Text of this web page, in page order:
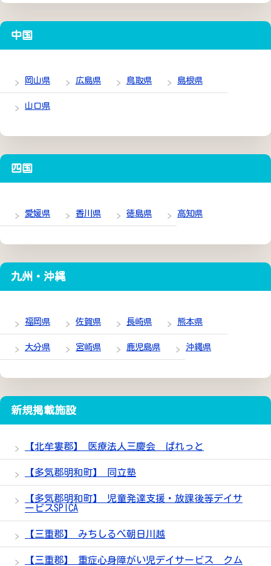
中国
岡山県 広島県 鳥取県 島根県
山口県
四国
愛媛県 香川県 徳島県 高知県
九州・沖縄
福岡県 佐賀県 長崎県 熊本県
大分県 宮崎県 鹿児島県 沖縄県
新規掲載施設
【北牟婁郡】 医療法人三慶会 ぱれっと
【多気郡明和町】 同立塾
【多気郡明和町】 児童発達支援・放課後等デイサ
ービスSPICA
【三重郡】 みちしるべ朝日川越
【三重郡】 重症心身障がい児デイサービス クム